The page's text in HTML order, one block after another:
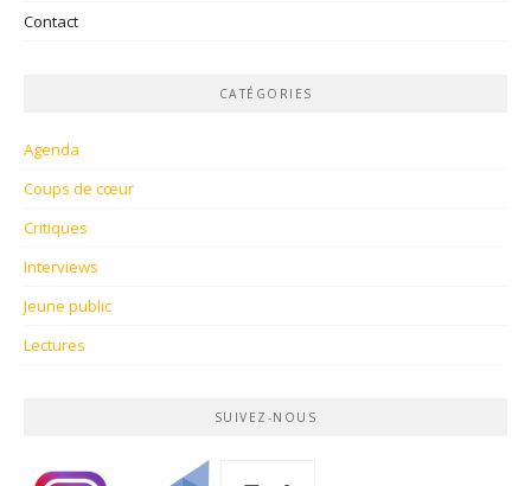
Contact
CATÉGORIES
Agenda
Coups de cœur
Critiques
Interviews
Jeune public
Lectures
SUIVEZ-NOUS